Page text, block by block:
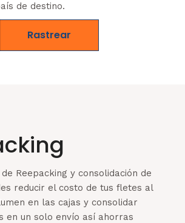
de destino.
Rastrear
Reepacking y consolidación de
reducir el costo de tus fletes al
en las cajas y consolidar
en un solo envío así ahorras